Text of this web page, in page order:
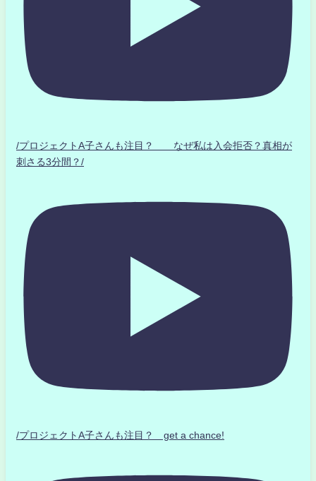
/プロジェクトA子さんも注目？ なぜ私は入会拒否？真相が
刺さる3分間？/
/プロジェクトA子さんも注目？ get a chance!